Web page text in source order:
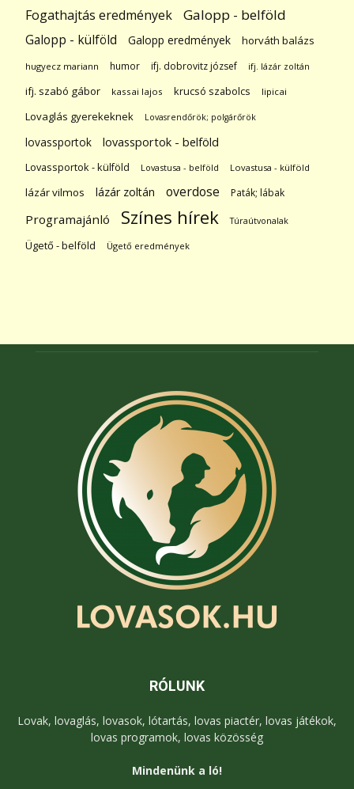
Fogathajtás eredmények Galopp - belföld
Galopp - külföld Galopp eredmények horváth balázs
hugyecz mariann humor ifj. dobrovitz józsef ifj. lázár zoltán
ifj. szabó gábor kassai lajos krucsó szabolcs lipicai
Lovaglás gyerekeknek Lovasrendőrök; polgárőrök
lovassportok lovassportok - belföld
Lovassportok - külföld Lovastusa - belföld Lovastusa - külföld
lázár vilmos lázár zoltán overdose Paták; lábak
Programajánló Színes hírek Túraútvonalak
Ügető - belföld Ügető eredmények
RÓLUNK
Lovak, lovaglás, lovasok, lótartás, lovas piactér, lovas játékok,
lovas programok, lovas közösség
Mindenünk a ló!